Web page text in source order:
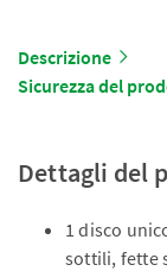
Descrizione
Sicurezza del
Dettagli del
1 disco
sottili, fette